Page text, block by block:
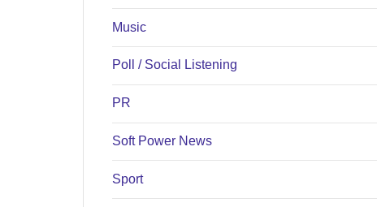
Music
Poll / Social Listening
PR
Soft Power News
Sport